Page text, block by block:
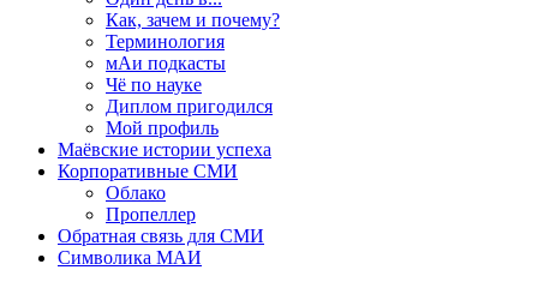
Как, зачем и почему?
Терминология
мАи подкасты
Чё по науке
Диплом пригодился
Мой профиль
Маёвские истории успеха
Корпоративные СМИ
Облако
Пропеллер
Обратная связь для СМИ
Символика МАИ